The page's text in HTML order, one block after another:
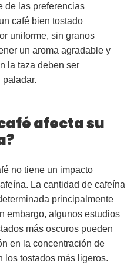
de las preferencias
café bien tostado
uniforme, sin granos
un aroma agradable y
la taza deben ser
afecta su
no tiene un impacto
La cantidad de cafeína
principalmente
embargo, algunos estudios
más oscuros pueden
en la concentración de
los tostados más ligeros.